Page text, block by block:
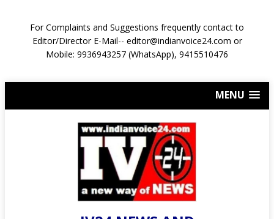
For Complaints and Suggestions frequently contact to
Editor/Director E-Mail-- editor@indianvoice24.com or
Mobile: 9936943257 (WhatsApp), 9415510476
MENU